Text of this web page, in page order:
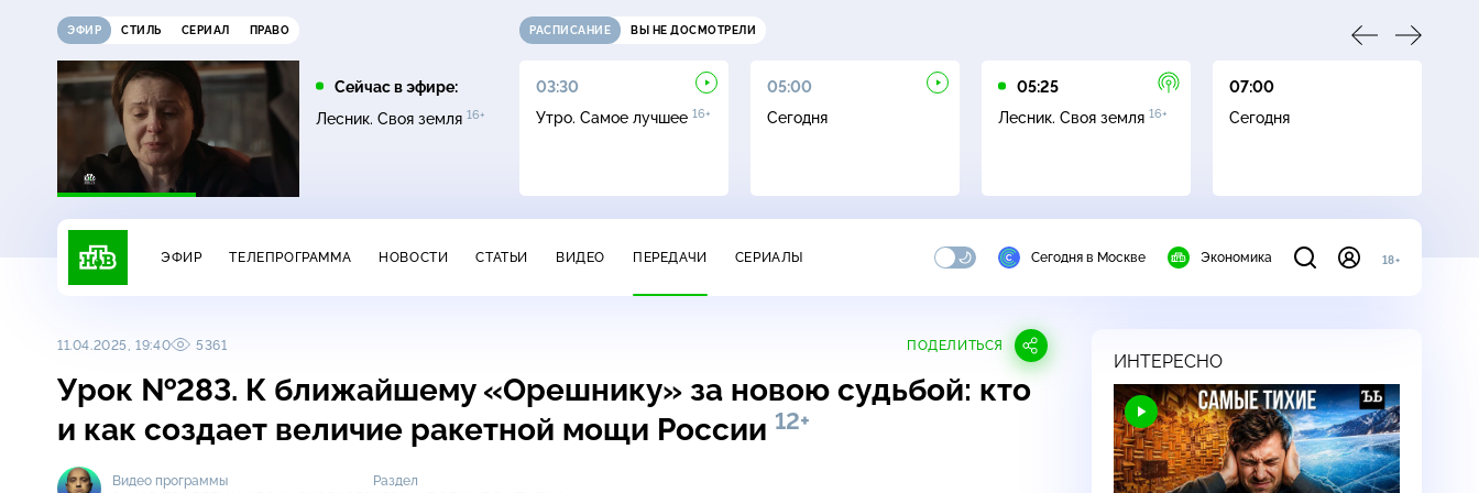
ЭФИР СТИЛЬ СЕРИАЛ ПРАВО
Сейчас в эфире:
Лесник. Своя земля 16+
РАСПИСАНИЕ ВЫ НЕ ДОСМОТРЕЛИ
22:35
Темная лошадка
16+
01:45
Лесник. Своя земля16+
03:30
Утро. Самое лучшее 16+
05:00
Сегодня
05:25
Лесник. Своя земля 16+
07:00
Сегодня
ЭФИР ТЕЛЕПРОГРАММА НОВОСТИ СТАТЬИ ВИДЕО ПЕРЕДАЧИ СЕРИАЛЫ Сегодня в Москве Экономика 18+
11.04.2025, 19:40 5361 ПОДЕЛИТЬСЯ
Урок №283. К ближайшему «Орешнику» за новою судьбой: кто
и как создает величие ракетной мощи России 12+
Видео программы
Раздел
ИНТЕРЕСНО